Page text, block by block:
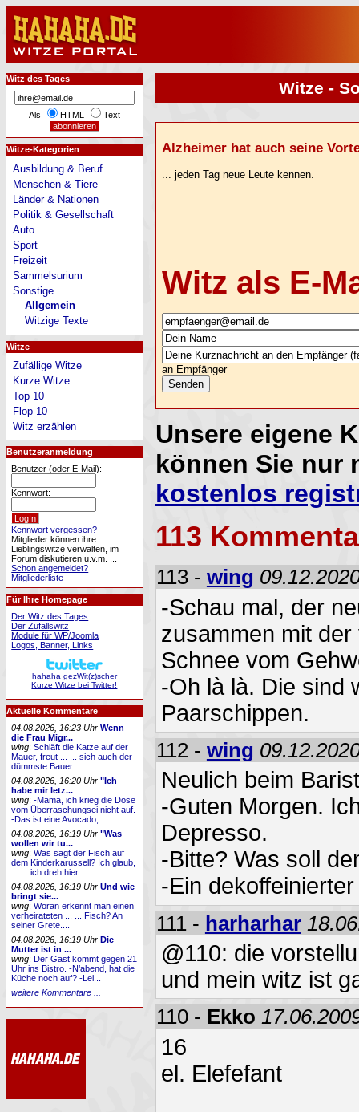
Witze -
Alzheimer hat auch seine
... jeden Tag neue Leute kennen.
Witz als E-
an Empfänger
Unsere eigene
können Sie nur
kostenlos
113
113 - wing
-Schau mal, der
zusammen mit
Schnee vom
-Oh là là. Die sind
Paarschippen.
112 - wing
Neulich beim
-Guten Morgen.
Depresso.
-Bitte? Was soll
-Ein
111 - harharhar
@110: die
und mein witz ist
110 - Ekko
16
el. Elefefant
Witz des Tages
Als HTML Text
Witze-Kategorien
Ausbildung & Beruf
Menschen & Tiere
Länder & Nationen
Politik & Gesellschaft
Auto
Sport
Freizeit
Sammelsurium
Sonstige
Allgemein
Witzige Texte
Witze
Zufällige Witze
Kurze Witze
Top 10
Flop 10
Witz erzählen
Benutzeranmeldung
Benutzer (oder E-Mail):
Kennwort:
Kennwort vergessen?
Mitglieder können ihre
Lieblingswitze verwalten, im
Forum diskutieren u.v.m. ...
Schon angemeldet?
Mitgliederliste
Für Ihre Homepage
Der Witz des Tages
Der Zufallswitz
Module für WP/Joomla
Logos, Banner, Links
hahaha gezWit(z)scher
Kurze Witze bei Twitter!
Aktuelle Kommentare
04.08.2026, 16:23 Uhr Wenn
die Frau Migr...
wing:Schläft die Katze auf der
Mauer, freut ... ... sich auch der
dümmste Bauer....
04.08.2026, 16:20 Uhr "Ich
habe mir letz...
wing:-Mama, ich krieg die Dose
vom Überraschungsei nicht auf.
-Das ist eine Avocado,...
04.08.2026, 16:19 Uhr "Was
wollen wir tu...
wing:Was sagt der Fisch auf
dem Kinderkarussell? Ich glaub,
... ... ich dreh hier ...
04.08.2026, 16:19 Uhr Und wie
bringt sie...
wing:Woran erkennt man einen
verheirateten ... ... Fisch? An
seiner Grete....
04.08.2026, 16:19 Uhr Die
Mutter ist in ...
wing:Der Gast kommt gegen 21
Uhr ins Bistro. -N’abend, hat die
Küche noch auf? -Lei...
weitere Kommentare ...